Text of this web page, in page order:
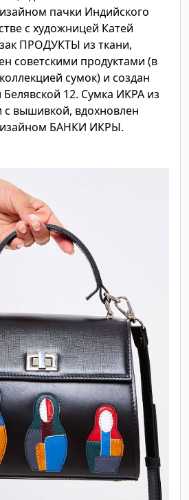
пачки Индийского
с художницей Катей
ПРОДУКТЫ из ткани,
советскими продуктами (в
сумок) и создан
12. Сумка ИКРА из
с вышивкой, вдохновлен
БАНКИ ИКРЫ.